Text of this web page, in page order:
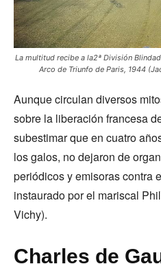
La multitud recibe a la2ª División
Arco de Triunfo de Paris, 1944
Aunque circulan diversos
sobre la liberación francesa
subestimar que en cuatro
los galos, no dejaron de
periódicos y emisoras contra
instaurado por el mariscal
Vichy).
Charles de